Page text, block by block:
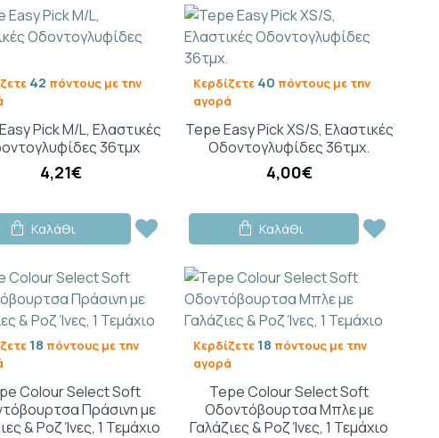
42 πόντους με την
Pick M/L, Ελαστικές
36τμχ
4,21€
Καλάθι
Κερδίζετε 40 πόντους με την
αγορά
Tepe Easy Pick XS/S, Ελαστικές
Οδοντογλυφίδες 36τμχ.
4,00€
Καλάθι
18 πόντους με την
Colour Select Soft
Πράσινη με
& Ροζ Ίνες, 1 Τεμάχιο
Κερδίζετε 18 πόντους με την
αγορά
Tepe Colour Select Soft
Οδοντόβουρτσα Μπλε με
Γαλάζιες & Ροζ Ίνες, 1 Τεμάχιο